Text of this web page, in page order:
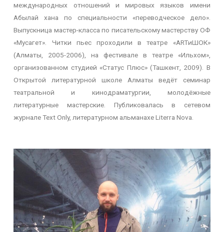
международных отношений и мировых языков имени
Абылай хана по специальности «переводческое дело».
Выпускница мастер-класса по писательскому мастерству ОФ
«Мусагет». Читки пьес проходили в театре «ARTиШОК»
(Алматы, 2005-2006), на фестивале в театре «Ильхом»,
организованном студией «Статус Плюс» (Ташкент, 2009). В
Открытой литературной школе Алматы ведёт семинар
театральной и кинодраматургии, молодёжные
литературные мастерские. Публиковалась в сетевом
журнале Text Only, литературном альманахе Literra Nova.